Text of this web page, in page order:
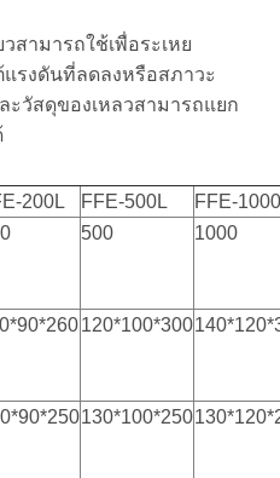
สามารถใช้เพื่อระเหย
รงดันที่ลดลงหรือสภาวะ
วัสดุของเหลวสามารถแยก
200L FFE-500L
FFE-
500 1000
120*100*300
130*100*250